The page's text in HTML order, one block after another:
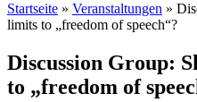
Startseite » Veranstaltungen »
limits to „freedom of speech“?
Discussion Group:
to „freedom of